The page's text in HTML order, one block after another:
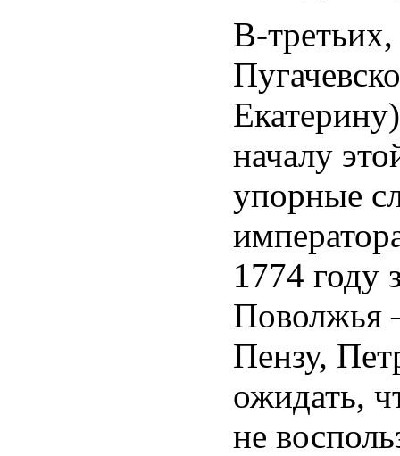
В-
началу
упорные
1774 году
Поволжья
Пензу,
ожидать,
не